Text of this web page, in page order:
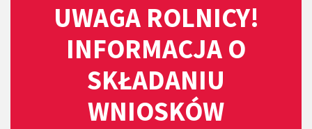
UWAGA ROLNICY!
INFORMACJA O
SKŁADANIU
WNIOSKÓW